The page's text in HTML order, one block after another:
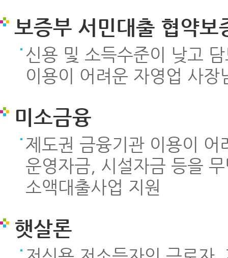
보증부 서민대출 협약보
신용 및 소득수준이 낮고
이용이 어려운 자영업 사
미소금융
제도권 금융기관 이용이
운영자금, 시설자금 등을
소액대출사업 지원
햇살론